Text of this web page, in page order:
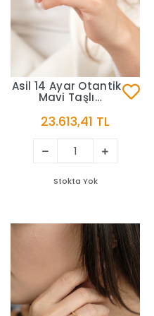
Asil 14 Ayar Otantik
Mavi Taşlı
YZK3306
23.613,41 TL
Stokta Yok